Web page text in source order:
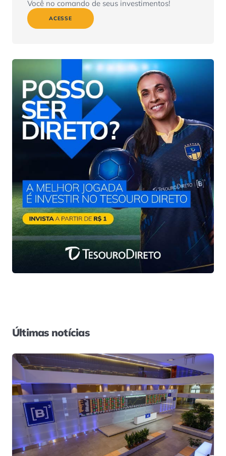
Você no comando de seus investimentos!
ACESSE
Últimas notícias